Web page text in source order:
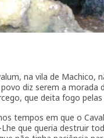
na vila de Machico,
diz serem a morada
que deita fogo pelas
tempos em que o
que queria destruir